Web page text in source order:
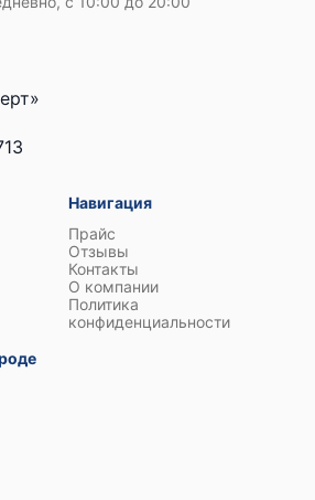
Навигация
Прайс
Отзывы
Контакты
О компании
Политика
конфиденциальности